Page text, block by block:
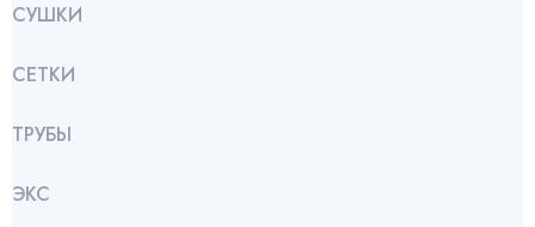
СУШКИ
СЕТКИ
ТРУБЫ
ЭКС